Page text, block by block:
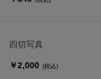
四切写真
￥2,000 (税込)